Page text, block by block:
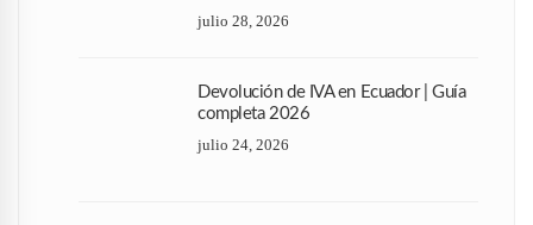
julio 28, 2026
Devolución de IVA en Ecuador | Guía
completa 2026
julio 24, 2026